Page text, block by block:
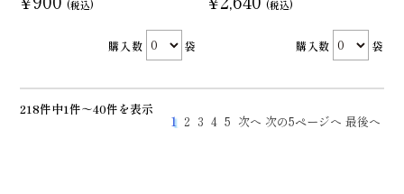
(税込)
購入数 袋
(税込)
購入数 袋
218件中1件～40件を表示
1 2 3 4 5 次へ 次の5ページへ 最後へ